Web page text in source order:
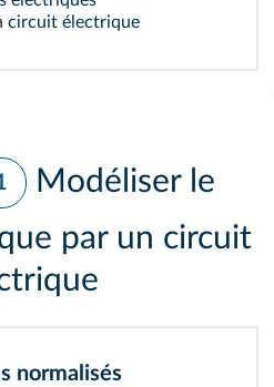
circuit électrique
Modéliser le
par un circuit
normalisés